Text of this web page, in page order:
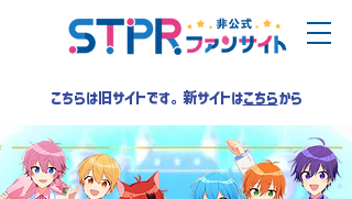
こちらは旧サイトです。新サイトはこちらから